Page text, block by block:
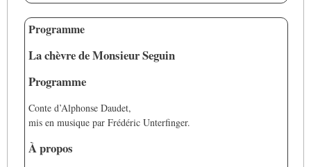
Programme
La chèvre de Monsieur Seguin
Programme
Conte d’Alphonse Daudet,
mis en musique par Frédéric Unterfinger.
À propos